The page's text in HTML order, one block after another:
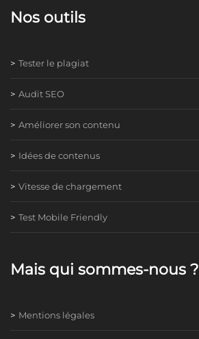
Nos outils
Tester le plagiat
Audit SEO
Améliorer son contenu
Idées de contenus
Vitesse de chargement
Test Mobile Friendly
Mais qui sommes-nous ?
Mentions légales